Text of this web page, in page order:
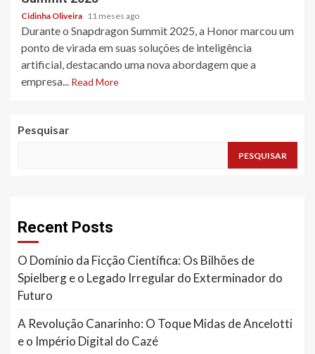
Cidinha Oliveira 11 meses ago
Durante o Snapdragon Summit 2025, a Honor marcou um
ponto de virada em suas soluções de inteligência
artificial, destacando uma nova abordagem que a
empresa... Read More
Pesquisar
PESQUISAR
Recent Posts
O Domínio da Ficção Científica: Os Bilhões de
Spielberg e o Legado Irregular do Exterminador do
Futuro
A Revolução Canarinho: O Toque Midas de Ancelotti
e o Império Digital do Cazé